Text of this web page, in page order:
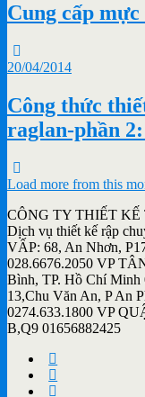
Cung cấp mực
20/04/2014
Công thức
raglan-phần
Load more from this
CÔNG TY THIẾT
Dịch vụ thiết kế rập
VẤP: 68, An Nhơn,
028.6676.2050 VP
Bình, TP. Hồ Chí
13,Chu Văn An, P An
0274.633.1800 VP
B,Q9 01656882425